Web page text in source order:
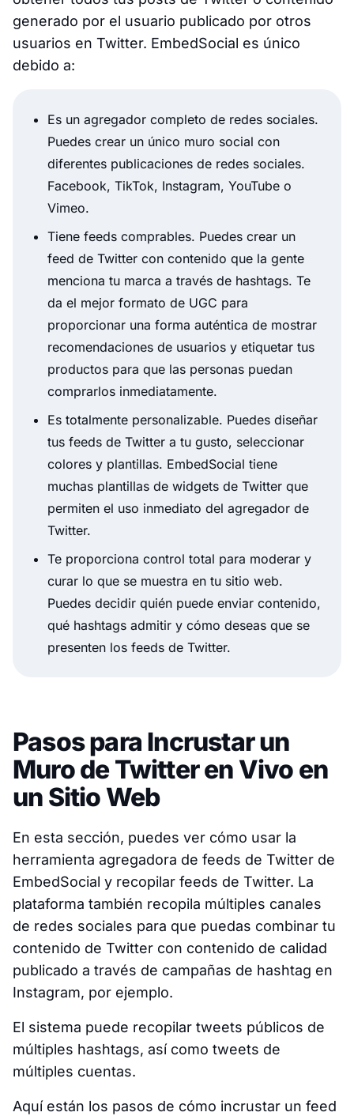
generado por el usuario publicado por otros
usuarios en Twitter. EmbedSocial es único
debido a:
Es un agregador completo de redes sociales.
Puedes crear un único muro social con
diferentes publicaciones de redes sociales.
Facebook, TikTok, Instagram, YouTube o
Vimeo.
Tiene feeds comprables. Puedes crear un
feed de Twitter con contenido que la gente
menciona tu marca a través de hashtags. Te
da el mejor formato de UGC para
proporcionar una forma auténtica de mostrar
recomendaciones de usuarios y etiquetar tus
productos para que las personas puedan
comprarlos inmediatamente.
Es totalmente personalizable. Puedes diseñar
tus feeds de Twitter a tu gusto, seleccionar
colores y plantillas. EmbedSocial tiene
muchas plantillas de widgets de Twitter que
permiten el uso inmediato del agregador de
Twitter.
Te proporciona control total para moderar y
curar lo que se muestra en tu sitio web.
Puedes decidir quién puede enviar contenido,
qué hashtags admitir y cómo deseas que se
presenten los feeds de Twitter.
Pasos para Incrustar un
Muro de Twitter en Vivo en
un Sitio Web
En esta sección, puedes ver cómo usar la
herramienta agregadora de feeds de Twitter de
EmbedSocial y recopilar feeds de Twitter. La
plataforma también recopila múltiples canales
de redes sociales para que puedas combinar tu
contenido de Twitter con contenido de calidad
publicado a través de campañas de hashtag en
Instagram, por ejemplo.
El sistema puede recopilar tweets públicos de
múltiples hashtags, así como tweets de
múltiples cuentas.
Aquí están los pasos de cómo incrustar un feed